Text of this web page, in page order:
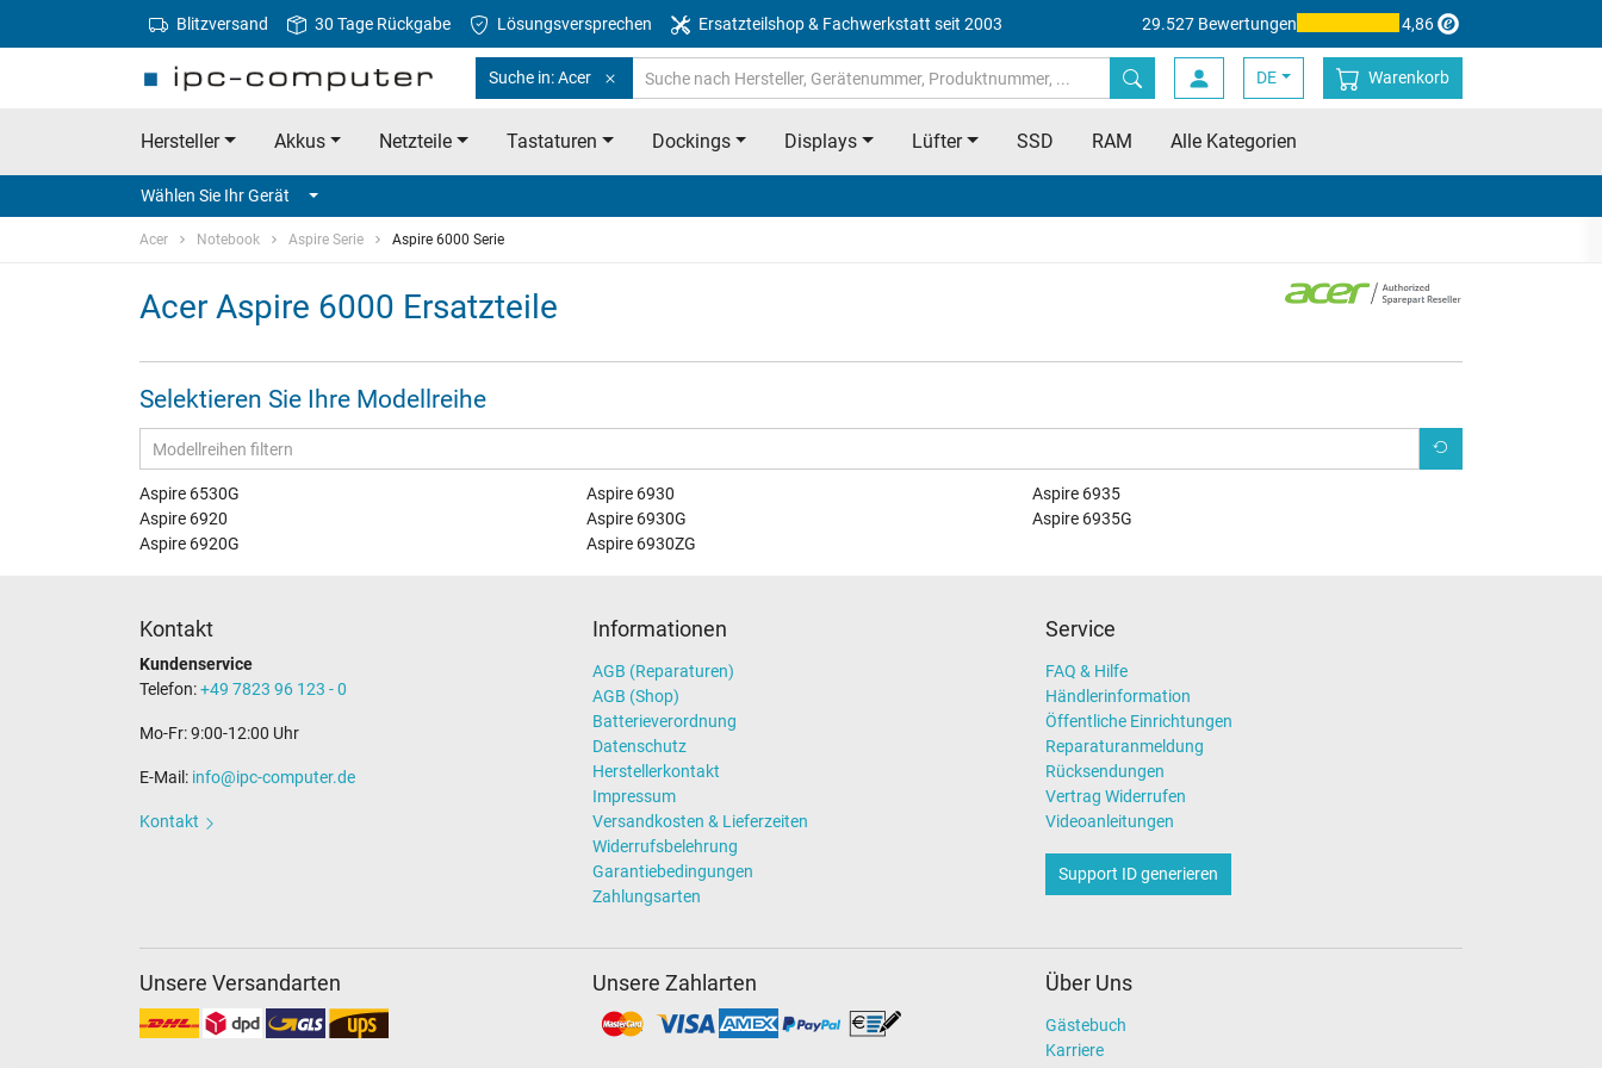
Blitzversand 30 Tage Rückgabe Lösungsversprechen Ersatzteilshop & Fachwerkstatt seit 2003 29.527 Bewertungen 4,86
Suche in: Acer DE Warenkorb
Hersteller Akkus Netzteile Tastaturen Dockings Displays Lüfter SSD RAM Alle Kategorien
Wählen Sie Ihr Gerät
Acer Notebook Aspire Serie Aspire 6000 Serie
Acer Aspire 6000 Ersatzteile
Selektieren Sie Ihre Modellreihe
Aspire 6530G
Aspire 6920
Aspire 6920G
Aspire 6930
Aspire 6930G
Aspire 6930ZG
Aspire 6935
Aspire 6935G
Kontakt
Kundenservice
Telefon:+49 7823 96 123 - 0
Mo-Fr: 9:00-12:00 Uhr
E-Mail: info@ipc-computer.de
Kontakt
Informationen
AGB (Reparaturen)
AGB (Shop)
Batterieverordnung
Datenschutz
Herstellerkontakt
Impressum
Versandkosten & Lieferzeiten
Widerrufsbelehrung
Garantiebedingungen
Zahlungsarten
Service
FAQ & Hilfe
Händlerinformation
Öffentliche Einrichtungen
Reparaturanmeldung
Rücksendungen
Vertrag Widerrufen
Videoanleitungen
Support ID generieren
Über Uns
Gästebuch
Karriere
Unsere Versandarten Unsere Zahlarten